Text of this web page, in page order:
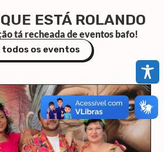
ESTÁ ROLANDO
tá recheada de eventos bafo!
todos os eventos